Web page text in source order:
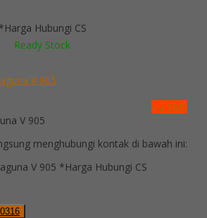
*Harga Hubungi CS
Ready Stock
via SMS
V 905
menghubungi kontak di bawah ini:
*Harga Hubungi CS